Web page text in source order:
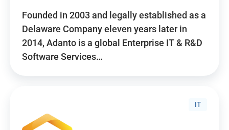
Founded in 2003 and legally established as a
Delaware Company eleven years later in
2014, Adanto is a global Enterprise IT & R&D
Software Services…
IT